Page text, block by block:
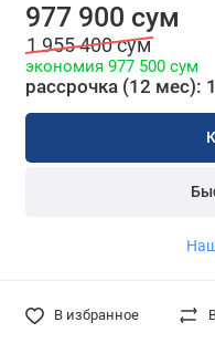
977 900 сум
1 955 400 сум
экономия 977 500 сум
рассрочка (12 мес):
В избранное